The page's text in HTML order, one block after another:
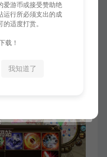
爱游币或接受赞助绝
运行所必须支出的成
适度打赏。
载！
我知道了